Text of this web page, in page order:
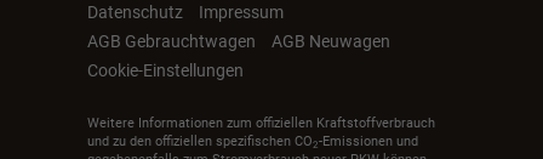
Datenschutz
Impressum
AGB Gebrauchtwagen
AGB Neuwagen
Cookie-Einstellungen
Weitere Informationen zum offiziellen Kraftstoffverbrauch
und zu den offiziellen spezifischen CO2-Emissionen und